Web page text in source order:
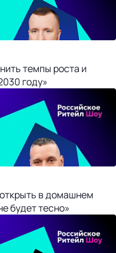
темпы роста и
году»
в домашнем
будет тесно»